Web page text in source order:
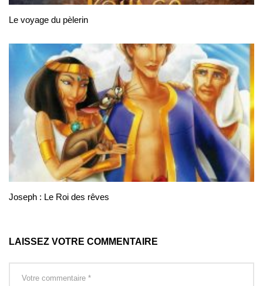
Le voyage du pèlerin
Joseph : Le Roi des rêves
LAISSEZ VOTRE COMMENTAIRE